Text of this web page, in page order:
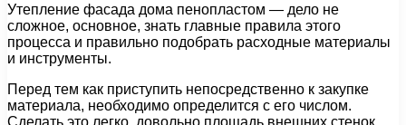
Утепление фасада дома пенопластом — дело не
сложное, основное, знать главные правила этого
процесса и правильно подобрать расходные материалы
и инструменты.
Перед тем как приступить непосредственно к закупке
материала, необходимо определится с его числом.
Сделать это легко, довольно площадь внешних стенок